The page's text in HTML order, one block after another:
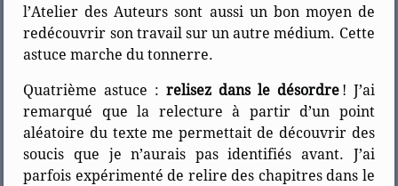
l’Atelier des Auteurs sont aussi un bon moyen de
redécouvrir son travail sur un autre médium. Cette
astuce marche du tonnerre.
Quatrième astuce :relisez dans le désordre! J’ai
remarqué que la relecture à partir d’un point
aléatoire du texte me permettait de découvrir des
soucis que je n’aurais pas identifiés avant. J’ai
parfois expérimenté de relire des chapitres dans le